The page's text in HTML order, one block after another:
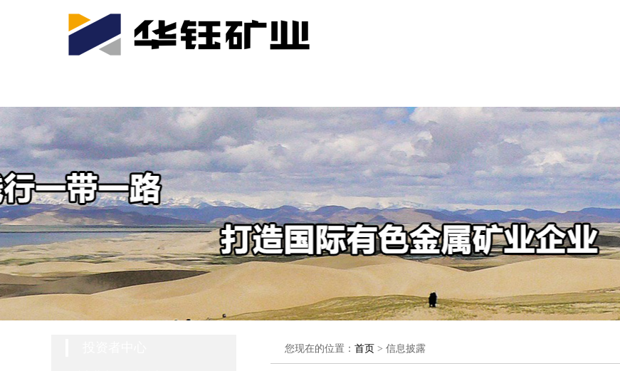
您现在的位置： 首页 > 信息披露